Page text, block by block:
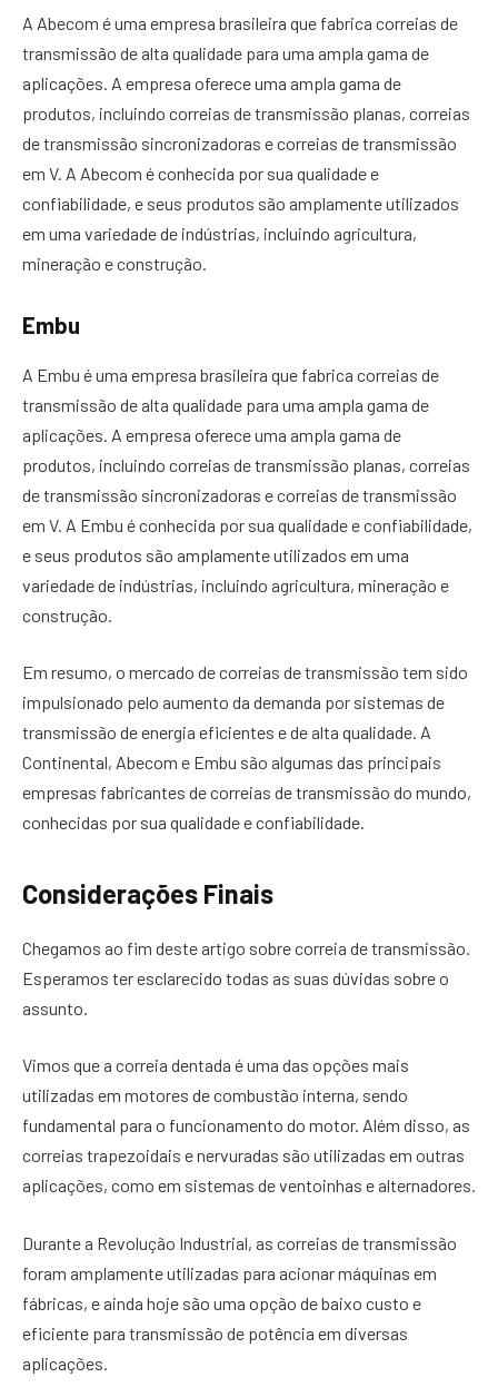
A Abecom é uma empresa brasileira que fabrica correias de
transmissão de alta qualidade para uma ampla gama de
aplicações. A empresa oferece uma ampla gama de
produtos, incluindo correias de transmissão planas, correias
de transmissão sincronizadoras e correias de transmissão
em V. A Abecom é conhecida por sua qualidade e
confiabilidade, e seus produtos são amplamente utilizados
em uma variedade de indústrias, incluindo agricultura,
mineração e construção.
Embu
A Embu é uma empresa brasileira que fabrica correias de
transmissão de alta qualidade para uma ampla gama de
aplicações. A empresa oferece uma ampla gama de
produtos, incluindo correias de transmissão planas, correias
de transmissão sincronizadoras e correias de transmissão
em V. A Embu é conhecida por sua qualidade e confiabilidade,
e seus produtos são amplamente utilizados em uma
variedade de indústrias, incluindo agricultura, mineração e
construção.
Em resumo, o mercado de correias de transmissão tem sido
impulsionado pelo aumento da demanda por sistemas de
transmissão de energia eficientes e de alta qualidade. A
Continental, Abecom e Embu são algumas das principais
empresas fabricantes de correias de transmissão do mundo,
conhecidas por sua qualidade e confiabilidade.
Considerações Finais
Chegamos ao fim deste artigo sobre correia de transmissão.
Esperamos ter esclarecido todas as suas dúvidas sobre o
assunto.
Vimos que a correia dentada é uma das opções mais
utilizadas em motores de combustão interna, sendo
fundamental para o funcionamento do motor. Além disso, as
correias trapezoidais e nervuradas são utilizadas em outras
aplicações, como em sistemas de ventoinhas e alternadores.
Durante a Revolução Industrial, as correias de transmissão
foram amplamente utilizadas para acionar máquinas em
fábricas, e ainda hoje são uma opção de baixo custo e
eficiente para transmissão de potência em diversas
aplicações.